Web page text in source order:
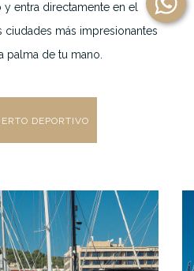
entra directamente en el
ciudades más impresionantes
palma de tu mano.
DEPORTIVO